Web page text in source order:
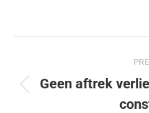
Geen aftrek